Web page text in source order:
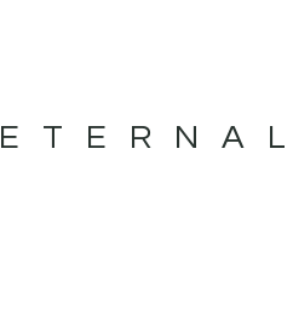
ETERNAL